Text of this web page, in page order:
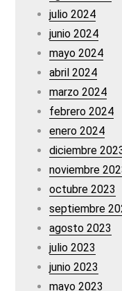
julio 2024
junio 2024
mayo 2024
abril 2024
marzo 2024
febrero 2024
enero 2024
diciembre
noviembre
octubre 2023
septiembre
agosto 2023
julio 2023
junio 2023
mayo 2023